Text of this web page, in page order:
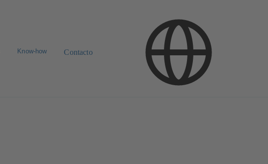
Know-how Contacto